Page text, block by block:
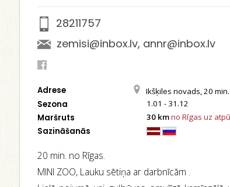
28211757
zemisi@inbox.lv, annr@inbox.lv
Adrese Ikšķiles novads, 20
Sezona 1.01 - 31.12
Maršruts 30 kmno Rīgas uz
Sazināšanās
20 min. no Rīgas.
MINI ZOO, Lauku sētiņa ar darbnīcām .